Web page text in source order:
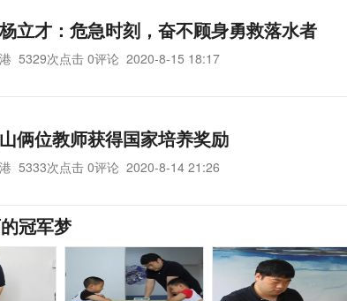
立才：危急时刻，奋不顾身勇救落水者
5329次点击 0评论 2020-8-15 18:17
俩位教师获得国家培养奖励
5333次点击 0评论 2020-8-14 21:26
冠军梦